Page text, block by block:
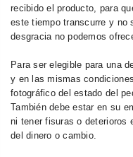
recibido el producto, para
este tiempo transcurre y no
desgracia no podemos
Para ser elegible para una
y en las mismas
fotográfico del estado del
También debe estar en su
ni tener fisuras o deterioros
del dinero o cambio.